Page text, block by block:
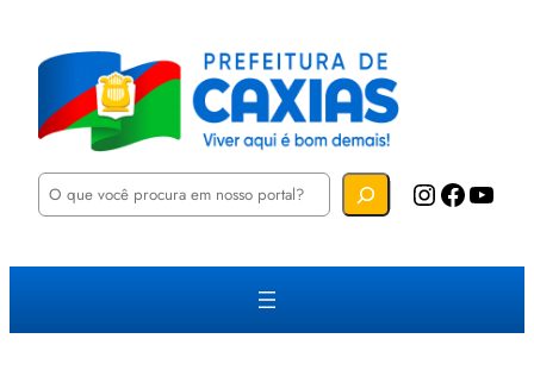
P
u
a
Instagram Facebook YouTube